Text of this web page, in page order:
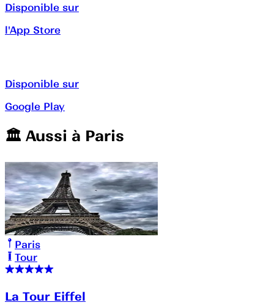
Disponible sur
l'App Store
Disponible sur
Google Play
🏛️️ Aussi à Paris
Paris
Tour
La Tour Eiffel